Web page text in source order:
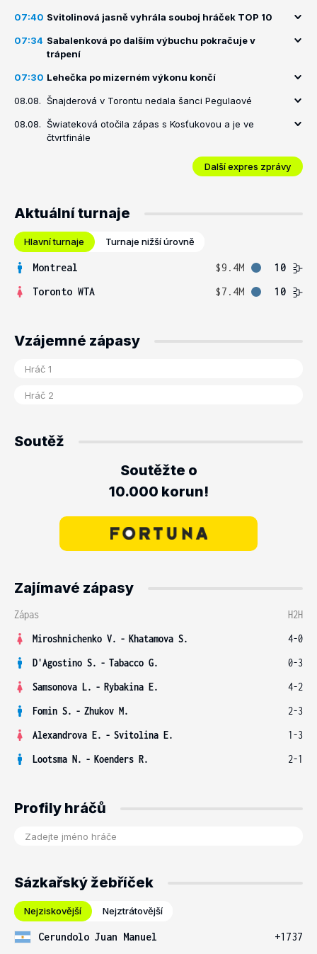
07:40 Svitolinová jasně vyhrála souboj hráček TOP 10
07:34 Sabalenková po dalším výbuchu pokračuje v
trápení
07:30 Lehečka po mizerném výkonu končí
08.08. Šnajderová v Torontu nedala šanci Pegulaové
08.08. Šwiateková otočila zápas s Kosťukovou a je ve
čtvrtfinále
Další expres zprávy
Aktuální turnaje
Hlavní turnaje Turnaje nižší úrovně
Montreal $9.4M
10
Toronto WTA
$7.4M 10
Vzájemné zápasy
Soutěž
Soutěžte o
10.000 korun!
Zajímavé zápasy
Zápas
H2H
Miroshnichenko V. - Khatamova S.
4-0
D'Agostino S. - Tabacco G.
0-3
Samsonova L. - Rybakina E.
4-2
Fomin S. - Zhukov M.
2-3
Alexandrova E. - Svitolina E.
1-3
Lootsma N. - Koenders R. 2-1
Profily hráčů
Sázkařský žebříček
Nejziskovější Nejztrátovější
Cerundolo Juan Manuel
+1737